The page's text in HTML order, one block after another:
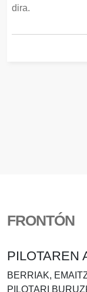
dira.
FRONTÓN
PILOTAREN
BERRIAK,
PILOTARI